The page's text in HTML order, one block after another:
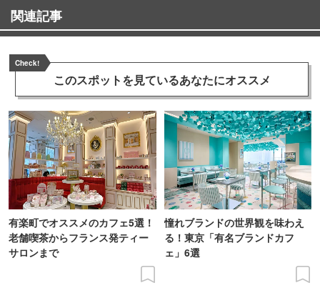
関連記事
Check!
このスポットを見ているあなたにオススメ
有楽町でオススメのカフェ5選！
老舗喫茶からフランス発ティー
サロンまで
憧れブランドの世界観を味わえ
る！東京「有名ブランドカフ
ェ」6選